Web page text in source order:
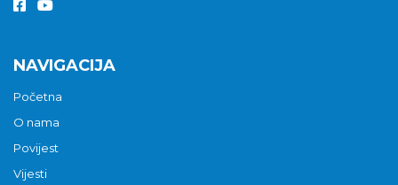
NAVIGACIJA
Početna
O nama
Povijest
Vijesti